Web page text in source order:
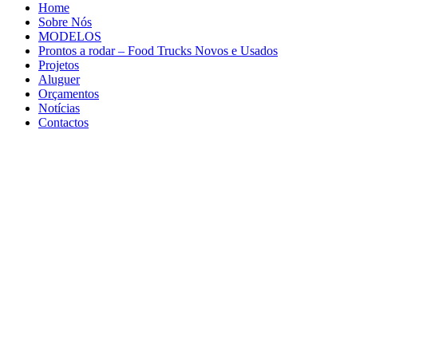
Home
Sobre Nós
MODELOS
Prontos a rodar – Food Trucks Novos e Usados
Projetos
Aluguer
Orçamentos
Notícias
Contactos